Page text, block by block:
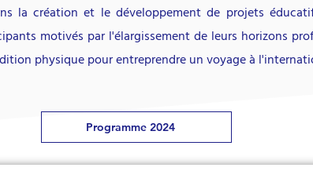
la création et le développement de projets
motivés par l'élargissement de leurs horizons
physique pour entreprendre un voyage à
Programme 2024